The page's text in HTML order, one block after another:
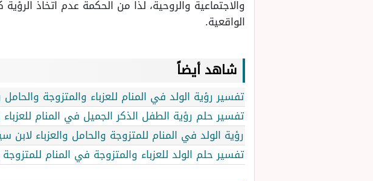
والاجتماعية والروحية، لذا من الحكمة عدم اتخاذ
الواقعية.
شاهد أيضاً
تفسير رؤية الولد في المنام للعزباء والمتزوجة والحامل
تفسير حلم رؤية الطفل الذكر الجميل في المنام للعزباء
رؤية الولد في المنام للمتزوجة والحامل والعزباء لابن
تفسير حلم الولد للعزباء والمتزوجة في المنام للمتزوجة